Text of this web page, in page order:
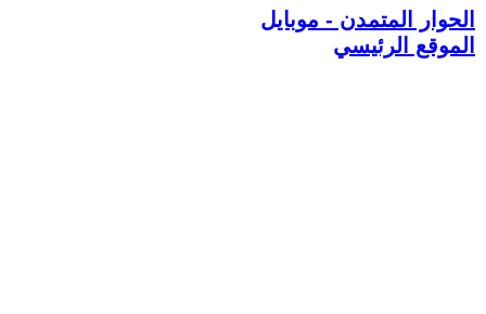
الحوار المتمدن - موبايل
الموقع الرئيسي